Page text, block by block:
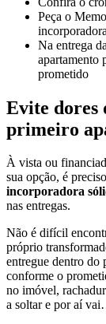
Peça o
Na entrega
apartamento
prometido
Evite dores
primeiro
À vista ou
sua opção, é preciso
incorporadora
nas entregas.
Não é difícil
próprio
entregue dentro do
conforme o
no imóvel,
a soltar e por aí